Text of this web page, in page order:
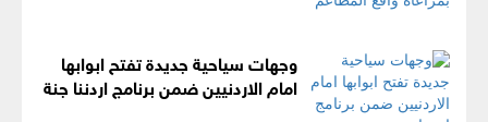
وجهات سياحية جديدة تفتح ابوابها
امام الاردنيين ضمن برنامج اردننا جنة